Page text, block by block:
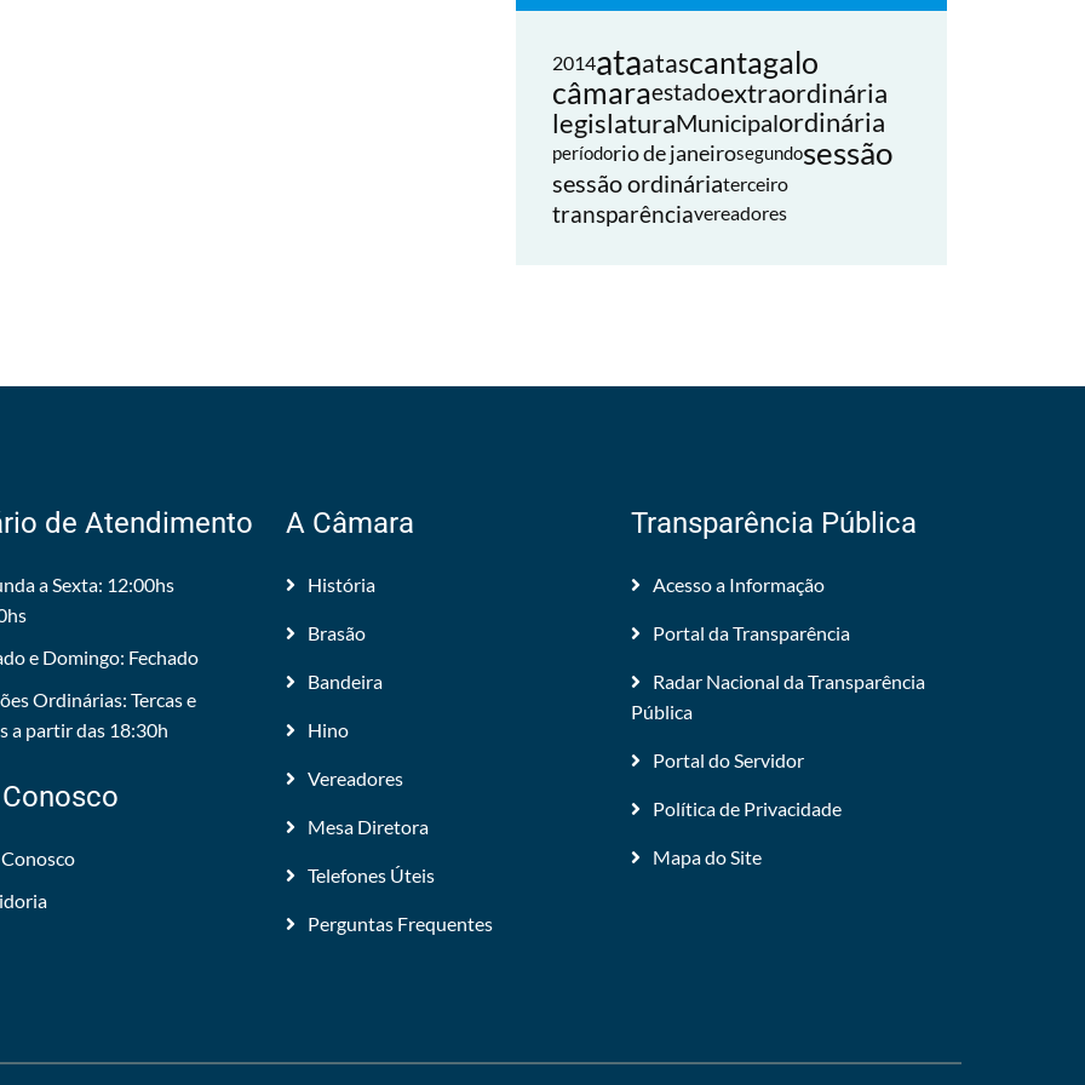
2014ataatascantagalo
câmaraestadoextraordinária
legislaturaMunicipalordinária
períodorio de janeirosegundosessão
sessão ordináriaterceiro
transparênciavereadores
de Atendimento
a Sexta: 12:00hs
e Domingo: Fechado
Ordinárias: Tercas e
a partir das 18:30h
A Câmara
História
Brasão
Bandeira
Hino
Vereadores
Mesa Diretora
Telefones Úteis
Perguntas Frequentes
Transparência Pública
Acesso a Informação
Portal da Transparência
Radar Nacional da Transparência
Pública
Portal do Servidor
Política de Privacidade
Mapa do Site